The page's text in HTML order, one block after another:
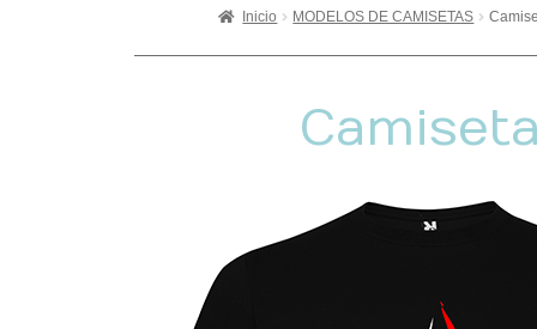
Inicio MODELOS DE CAMISETAS